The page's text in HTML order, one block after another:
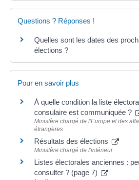
Questions ? Réponses !
Quelles sont les dates des
élections ?
Pour en savoir plus
À quelle condition la liste
consulaire est communiquée ?
Ministère chargé de l'Europe et des
étrangères
Résultats des élections
Ministère chargé de l'intérieur
Listes électorales anciennes :
consulter ? (page 7)